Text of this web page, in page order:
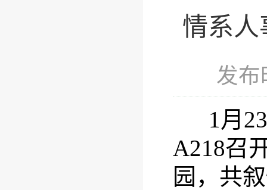
情系
发布
1月23
A218召
园，共